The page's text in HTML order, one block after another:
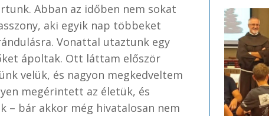
Abban az időben nem sokat
aki egyik nap többeket
Vonattal utaztunk egy
ápoltak. Ott láttam először
velük, és nagyon megkedveltem
megérintett az életük, és
– bár akkor még hivatalosan nem